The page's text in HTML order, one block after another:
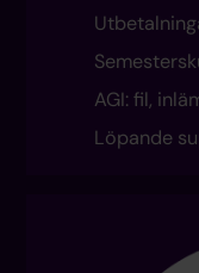
AGI: fil,
Löpande